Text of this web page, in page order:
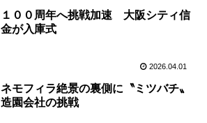
１００周年へ挑戦加速 大阪シティ信
金が入庫式
2026.04.01
ネモフィラ絶景の裏側に〝ミツバチ〟
造園会社の挑戦